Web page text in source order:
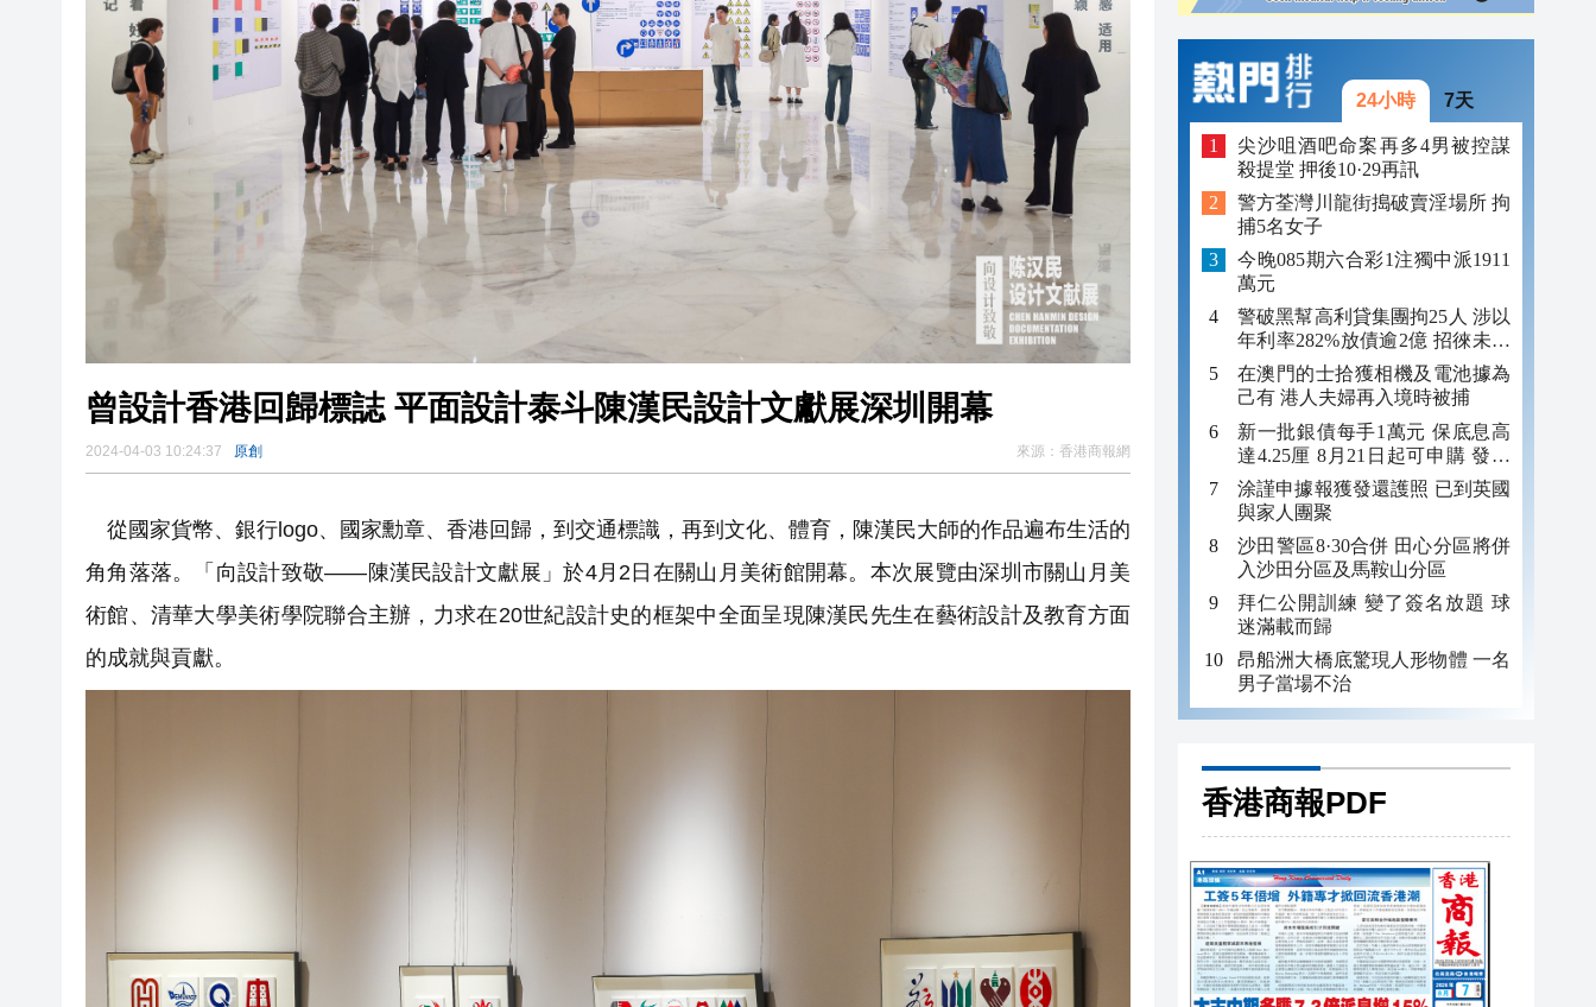
曾設計香港回歸標誌 平面設計泰斗陳漢民設計文獻展深圳開幕
2024-04-03 10:24:37 原創 來源： 香港商報網
從國家貨幣、銀行logo、國家勳章、香港回歸，到交通標識，再到文化、體育，陳漢民大師的作品遍布生活的
角角落落。「向設計致敬——陳漢民設計文獻展」於4月2日在關山月美術館開幕。本次展覽由深圳市關山月美
術館、清華大學美術學院聯合主辦，力求在20世紀設計史的框架中全面呈現陳漢民先生在藝術設計及教育方面
的成就與貢獻。
24小時 7天
尖沙咀酒吧命案再多4男被控謀
殺提堂 押後10·29再訊
警方荃灣川龍街搗破賣淫場所 拘
捕5名女子
今晚085期六合彩1注獨中派1911
萬元
警破黑幫高利貸集團拘25人 涉以
年利率282%放債逾2億 招徠未成
年追數
在澳門的士拾獲相機及電池據為
己有 港人夫婦再入境時被捕
新一批銀債每手1萬元 保底息高
達4.25厘 8月21日起可申購 發行
金額最多550億
涂謹申據報獲發還護照 已到英國
與家人團聚
沙田警區8·30合併 田心分區將併
入沙田分區及馬鞍山分區
拜仁公開訓練 變了簽名放題 球
迷滿載而歸
昂船洲大橋底驚現人形物體 一名
男子當場不治
香港商報PDF